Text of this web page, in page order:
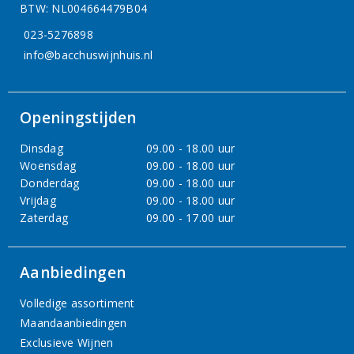
BTW: NL004664479B04
023-5276898
info@bacchuswijnhuis.nl
Openingstijden
Dinsdag
09.00 - 18.00 uur
Woensdag
09.00 - 18.00 uur
Donderdag
09.00 - 18.00 uur
Vrijdag
09.00 - 18.00 uur
Zaterdag
09.00 - 17.00 uur
Aanbiedingen
Volledige assortiment
Maandaanbiedingen
Exclusieve Wijnen